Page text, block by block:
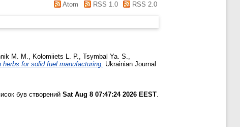
Atom RSS 1.0 RSS 2.0
M. M., Kolomiiets L. P., Tsymbal Ya. S.,
for solid fuel manufacturing. Ukrainian Journal
був створений Sat Aug 8 07:47:24 2026 EEST.